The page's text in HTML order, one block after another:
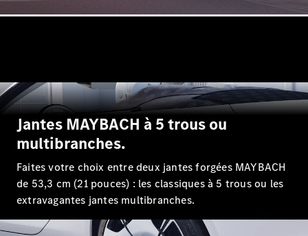
Shooting
Brake
Électrique
CLA
Shooting
Brake
Classe C
Break
Classe C
Break All-
Classe E
Jantes MAYBACH à 5 trous ou
multibranches.
Faites votre choix entre deux jantes forgées MAYBACH
de 53,3 cm (21 pouces) : les classiques à 5 trous ou les
extravagantes jantes multibranches.